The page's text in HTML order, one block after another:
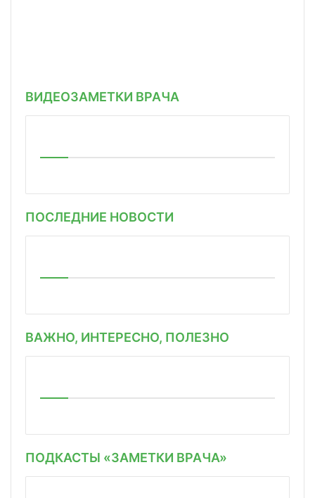
ВИДЕОЗАМЕТКИ ВРАЧА
ПОСЛЕДНИЕ НОВОСТИ
ВАЖНО, ИНТЕРЕСНО, ПОЛЕЗНО
ПОДКАСТЫ «ЗАМЕТКИ ВРАЧА»